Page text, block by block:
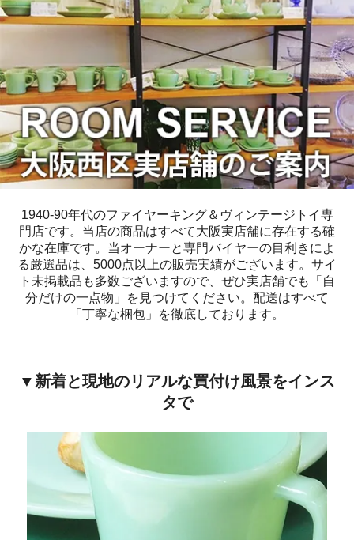
1940-90年代のファイヤーキング＆ヴィンテージトイ専
門店です。当店の商品はすべて大阪実店舗に存在する確
かな在庫です。当オーナーと専門バイヤーの目利きによ
る厳選品は、5000点以上の販売実績がございます。サイ
ト未掲載品も多数ございますので、ぜひ実店舗でも「自
分だけの一点物」を見つけてください。配送はすべて
「丁寧な梱包」を徹底しております。
▼新着と現地のリアルな買付け風景をインス
タで